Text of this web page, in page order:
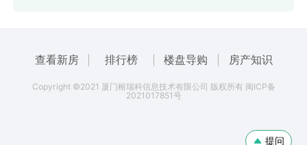
查看新房 排行榜 楼盘导购 房产知识
Copyright ©2021 厦门榕瑞科信息技术有限公司 版权所有 闽ICP备
2021017851号
提问